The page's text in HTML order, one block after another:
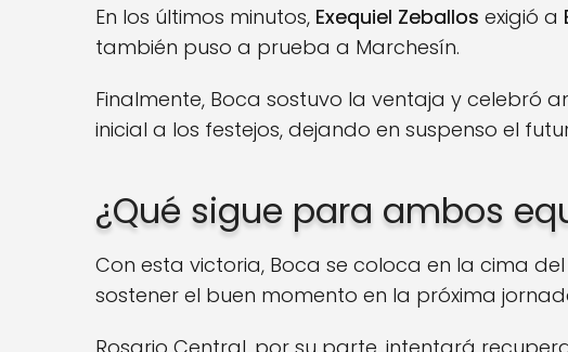
En los últimos minutos, Exequiel Zeballos exigió a
también puso a prueba a Marchesín.
Finalmente, Boca sostuvo la ventaja y celebró
inicial a los festejos, dejando en suspenso el
¿Qué sigue para ambos
Con esta victoria, Boca se coloca en la cima del
sostener el buen momento en la próxima